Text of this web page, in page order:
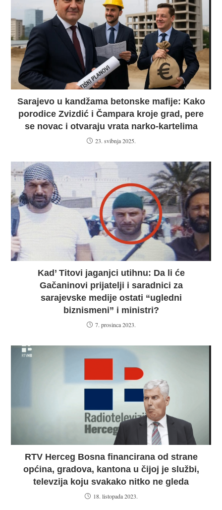
Sarajevo u kandžama betonske mafije: Kako
porodice Zvizdić i Čampara kroje grad, pere
se novac i otvaraju vrata narko-kartelima
23. svibnja 2025.
Kad’ Titovi jaganjci utihnu: Da li će
Gačaninovi prijatelji i saradnici za
sarajevske medije ostati “ugledni
biznismeni” i ministri?
7. prosinca 2023.
RTV Herceg Bosna financirana od strane
općina, gradova, kantona u čijoj je službi,
televzija koju svakako nitko ne gleda
18. listopada 2023.